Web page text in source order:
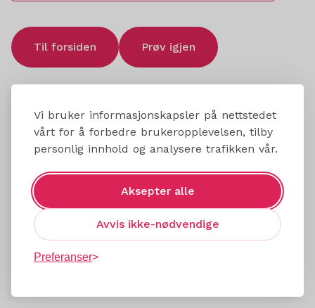
Vi bruker informasjonskapsler på nettstedet
vårt for å forbedre brukeropplevelsen, tilby
personlig innhold og analysere trafikken vår.
Aksepter alle
Avvis ikke-nødvendige
Preferanser
Til forsiden Prøv igjen